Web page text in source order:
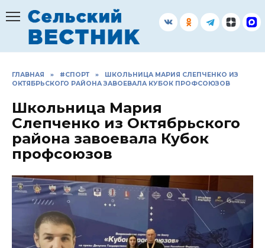
содержанию
ГЛАВНАЯ » #СПОРТ »
ШКОЛЬНИЦА МАРИЯ СЛЕПЧЕНКО ИЗ
ОКТЯБРЬСКОГО РАЙОНА ЗАВОЕВАЛА КУБОК ПРОФСОЮЗОВ
Школьница Мария
Слепченко из Октябрьского
района завоевала Кубок
профсоюзов